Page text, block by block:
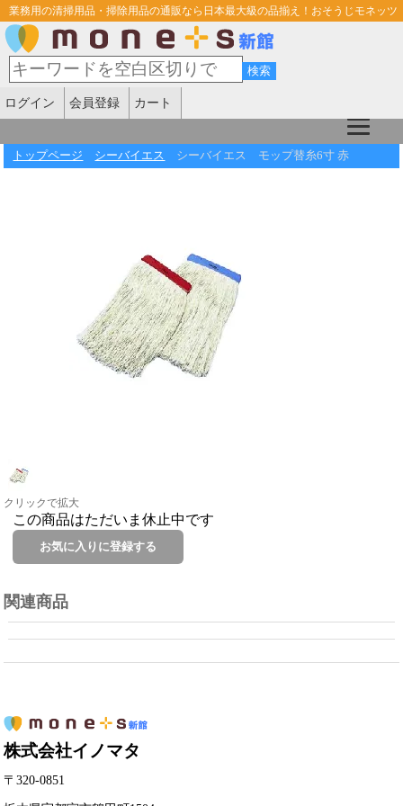
業務用の清掃用品・掃除用品の通販なら日本最大級の品揃え！おそうじモネッツ
ログイン 会員登録 カート
トップページ シーバイエス シーバイエス モップ替糸6寸 赤
クリックで拡大
この商品はただいま休止中です
関連商品
株式会社イノマタ
〒320-0851